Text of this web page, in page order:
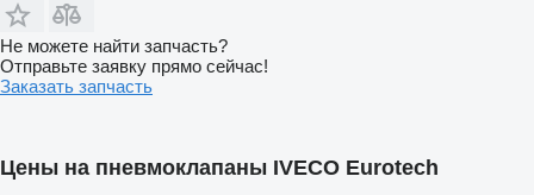
Не можете найти запчасть?
Отправьте заявку прямо сейчас!
Заказать запчасть
Цены на пневмоклапаны IVECO Eurotech